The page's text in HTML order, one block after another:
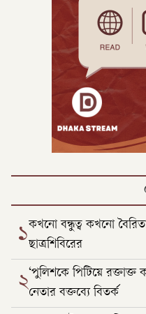
১কখনো বন্ধুত্ব কখনো
ছাত্রশিবিরের
২‘পুলিশকে পিটিয়ে রক্তাক্ত
নেতার বক্তব্যে বিতর্ক